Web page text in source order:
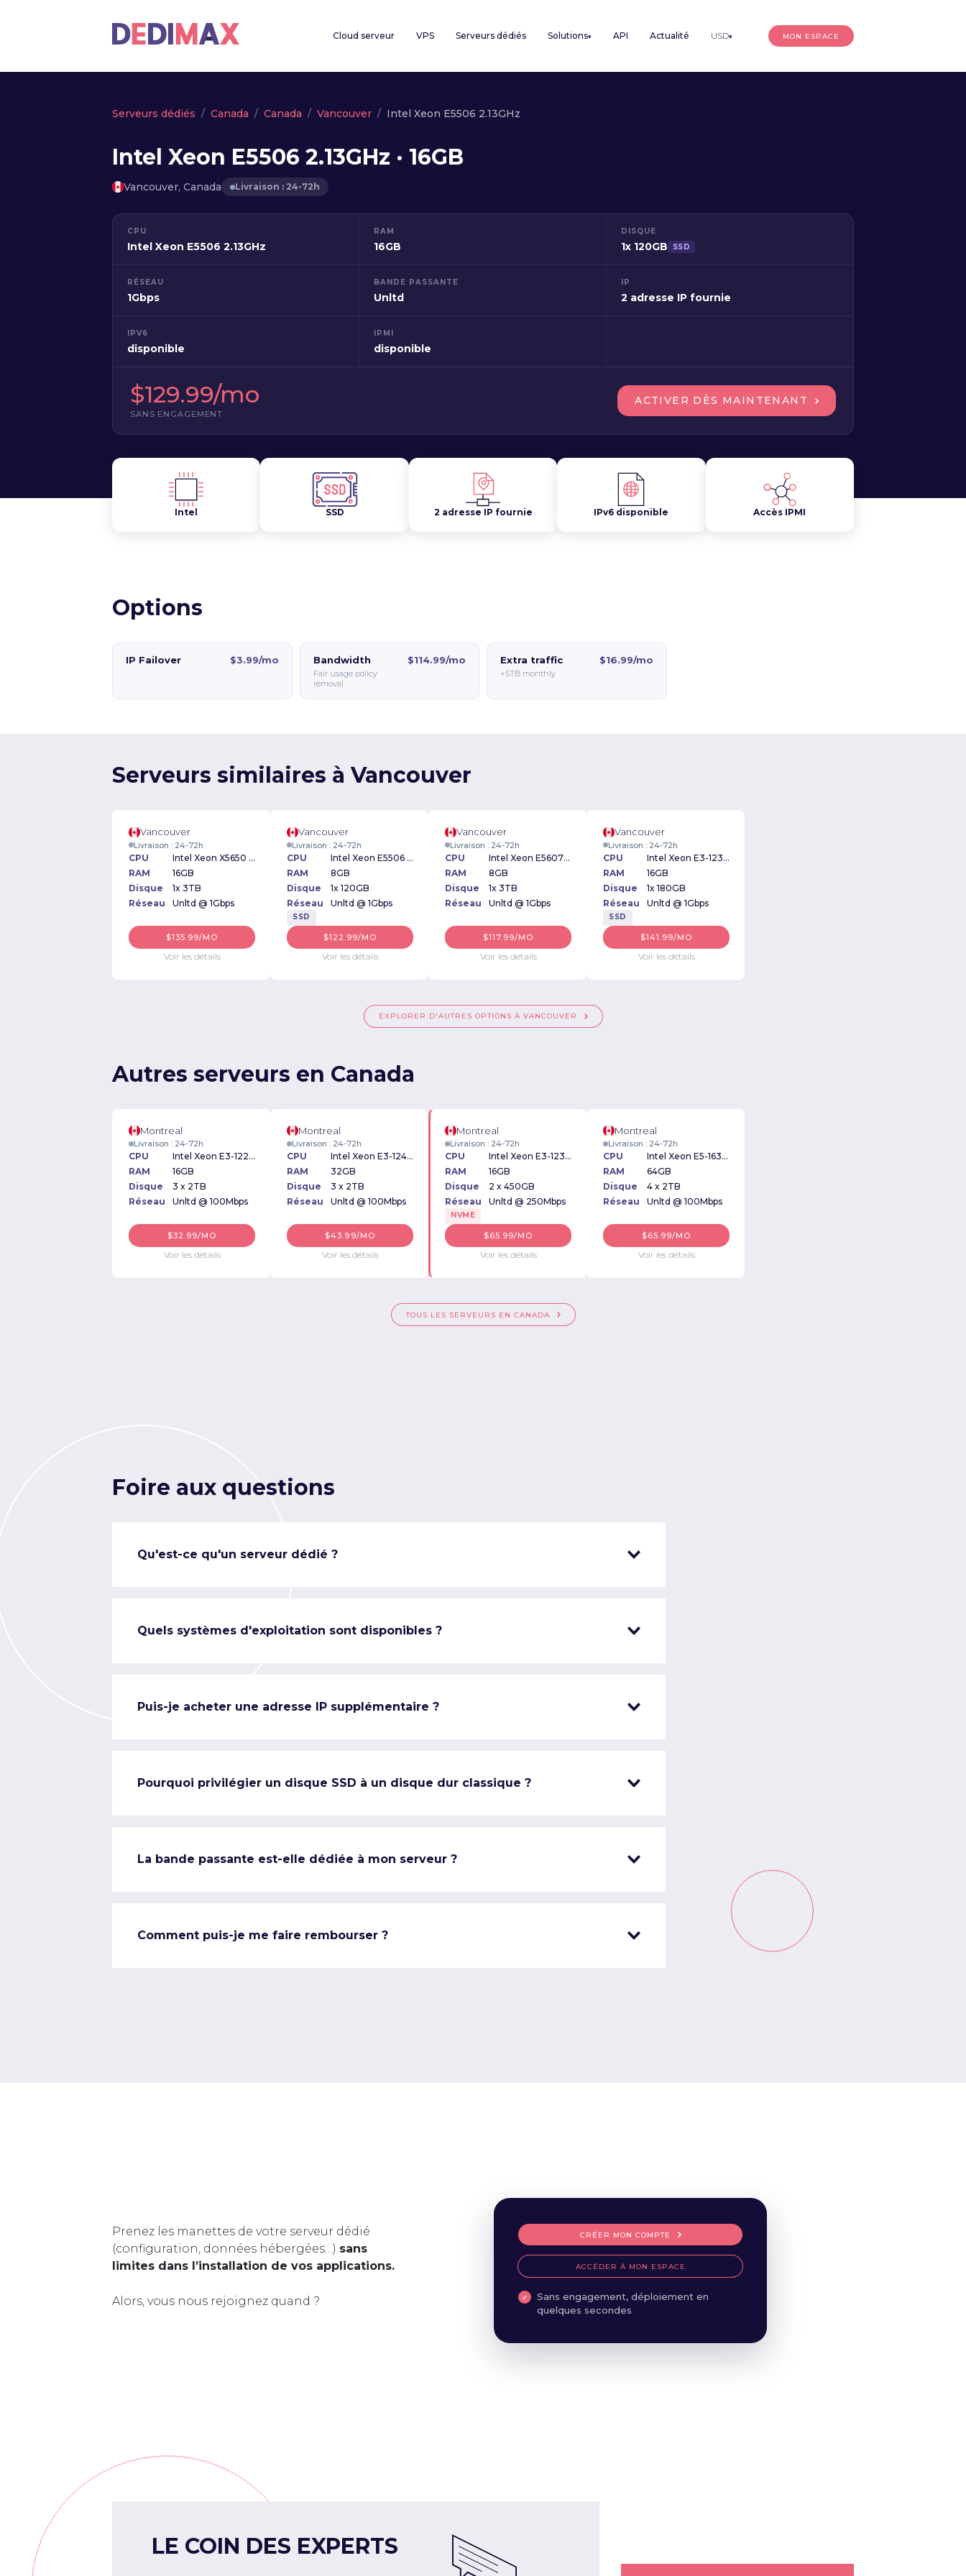
Cloud serveur VPS Serveurs dédiés Solutions▾ API Actualité USD▾ MON ESPACE
Serveurs dédiés Canada Canada Vancouver Intel Xeon E5506 2.13GHz
Intel Xeon E5506 2.13GHz · 16GB
Vancouver, Canada Livraison : 24-72h
CPU
Intel Xeon E5506 2.13GHz
RAM
16GB
DISQUE
1x 120GB SSD
RÉSEAU
1Gbps
BANDE PASSANTE
Unltd
IP
2 adresse IP fournie
IPV6
disponible
IPMI
disponible
$129.99/mo
SANS ENGAGEMENT
ACTIVER DÈS MAINTENANT
Intel SSD 2 adresse IP fournie IPv6 disponible Accès IPMI
Options
IP Failover $3.99/mo Bandwidth
Fair usage policy
removal
$114.99/mo Extra traffic
+5TB monthly
$16.99/mo
Serveurs similaires à Vancouver
Vancouver
Livraison : 24-72h
CPU
Intel Xeon X5650 2.67GHz
RAM
16GB
Disque
1x 3TB
Réseau
Unltd @ 1Gbps
$135.99/MO
Voir les détails
Vancouver
Livraison : 24-72h
CPU
Intel Xeon E5506 2.13GHz
RAM
8GB
Disque
1x 120GB
Réseau
Unltd @ 1Gbps
SSD
$122.99/MO
Voir les détails
Vancouver
Livraison : 24-72h
CPU
Intel Xeon E5607 2.27GHz
RAM
8GB
Disque
1x 3TB
Réseau
Unltd @ 1Gbps
$117.99/MO
Voir les détails
Vancouver
Livraison : 24-72h
CPU
Intel Xeon E3-1230 V2 3.30GHz
RAM
16GB
Disque
1x 180GB
Réseau
Unltd @ 1Gbps
SSD
$141.99/MO
Voir les détails
EXPLORER D'AUTRES OPTIONS À VANCOUVER
Autres serveurs en Canada
Montreal
Livraison : 24-72h
CPU
Intel Xeon E3-1225v3 3.20GHz
RAM
16GB
Disque
3 x 2TB
Réseau
Unltd @ 100Mbps
$32.99/MO
Voir les détails
Montreal
Livraison : 24-72h
CPU
Intel Xeon E3-1245v5 3.5GHz
RAM
32GB
Disque
3 x 2TB
Réseau
Unltd @ 100Mbps
$43.99/MO
Voir les détails
Montreal
Livraison : 24-72h
CPU
Intel Xeon E3-1230v6 3.50GHz
RAM
16GB
Disque
2 x 450GB
Réseau
Unltd @ 250Mbps
NVME
$65.99/MO
Voir les détails
Montreal
Livraison : 24-72h
CPU
Intel Xeon E5-1630v3 3.70GHz
RAM
64GB
Disque
4 x 2TB
Réseau
Unltd @ 100Mbps
$65.99/MO
Voir les détails
TOUS LES SERVEURS EN CANADA
Foire aux questions
Qu'est-ce qu'un serveur dédié ?
Quels systèmes d'exploitation sont disponibles ?
Puis-je acheter une adresse IP supplémentaire ?
Pourquoi privilégier un disque SSD à un disque dur classique ?
La bande passante est-elle dédiée à mon serveur ?
Comment puis-je me faire rembourser ?
Prenez les manettes de votre serveur dédié
(configuration, données hébergées…) sans
limites dans l’installation de vos applications.
Alors, vous nous rejoignez quand ?
CRÉER MON COMPTE
ACCÉDER À MON ESPACE
Sans engagement, déploiement en
quelques secondes
LE COIN DES EXPERTS